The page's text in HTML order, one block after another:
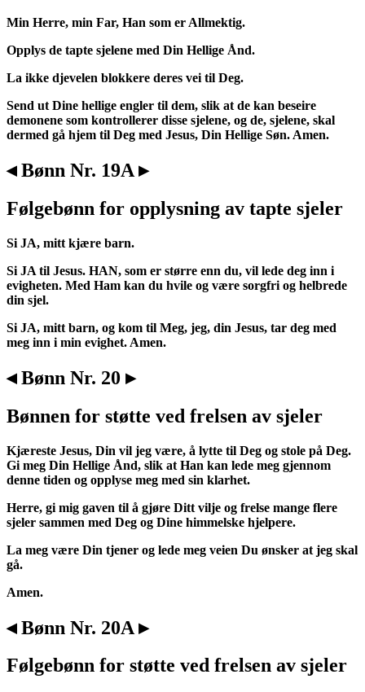
Min Herre, min Far, Han som er Allmektig.
Opplys de tapte sjelene med Din Hellige Ånd.
La ikke djevelen blokkere deres vei til Deg.
Send ut Dine hellige engler til dem, slik at de kan beseire
demonene som kontrollerer disse sjelene, og de, sjelene, skal
dermed gå hjem til Deg med Jesus, Din Hellige Søn. Amen.
◂ Bønn Nr. 19A ▸
Følgebønn for opplysning av tapte sjeler
Si JA, mitt kjære barn.
Si JA til Jesus. HAN, som er større enn du, vil lede deg inn i
evigheten. Med Ham kan du hvile og være sorgfri og helbrede
din sjel.
Si JA, mitt barn, og kom til Meg, jeg, din Jesus, tar deg med
meg inn i min evighet. Amen.
◂ Bønn Nr. 20 ▸
Bønnen for støtte ved frelsen av sjeler
Kjæreste Jesus, Din vil jeg være, å lytte til Deg og stole på Deg.
Gi meg Din Hellige Ånd, slik at Han kan lede meg gjennom
denne tiden og opplyse meg med sin klarhet.
Herre, gi mig gaven til å gjøre Ditt vilje og frelse mange flere
sjeler sammen med Deg og Dine himmelske hjelpere.
La meg være Din tjener og lede meg veien Du ønsker at jeg skal
gå.
Amen.
◂ Bønn Nr. 20A ▸
Følgebønn for støtte ved frelsen av sjeler